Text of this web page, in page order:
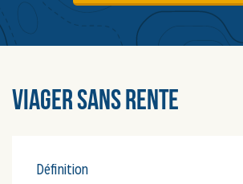
Viager sans rente
Définition